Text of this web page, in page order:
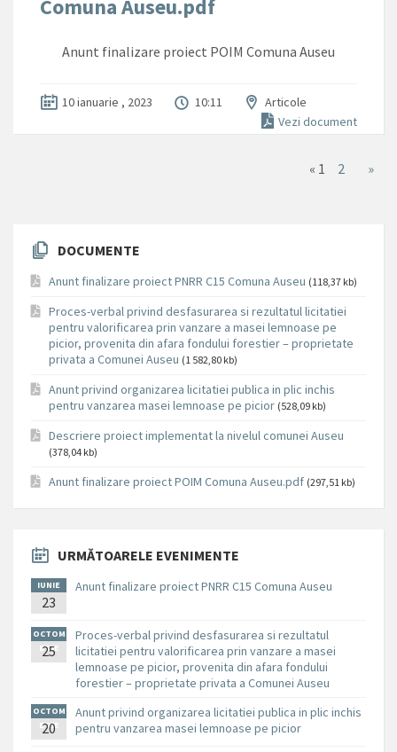
Comuna Auseu.pdf
Anunt finalizare proiect POIM Comuna Auseu
10 ianuarie , 2023 10:11
Articole
Vezi document
« 1 2 »
DOCUMENTE
Anunt finalizare proiect PNRR C15 Comuna Auseu (118,37 kb)
Proces-verbal privind desfasurarea si rezultatul licitatiei
pentru valorificarea prin vanzare a masei lemnoase pe
picior, provenita din afara fondului forestier – proprietate
privata a Comunei Auseu (1 582,80 kb)
Anunt privind organizarea licitatiei publica in plic inchis
pentru vanzarea masei lemnoase pe picior (528,09 kb)
Descriere proiect implementat la nivelul comunei Auseu
(378,04 kb)
Anunt finalizare proiect POIM Comuna Auseu.pdf (297,51 kb)
URMĂTOARELE EVENIMENTE
IUNIE
23
Anunt finalizare proiect PNRR C15 Comuna Auseu
OCTOM
BRIE
25
Proces-verbal privind desfasurarea si rezultatul
licitatiei pentru valorificarea prin vanzare a masei
lemnoase pe picior, provenita din afara fondului
forestier – proprietate privata a Comunei Auseu
OCTOM
BRIE
20
Anunt privind organizarea licitatiei publica in plic inchis
pentru vanzarea masei lemnoase pe picior